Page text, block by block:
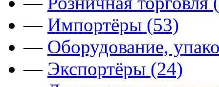
— Импортёры (53)
— Оборудование,
— Экспортёры (24)